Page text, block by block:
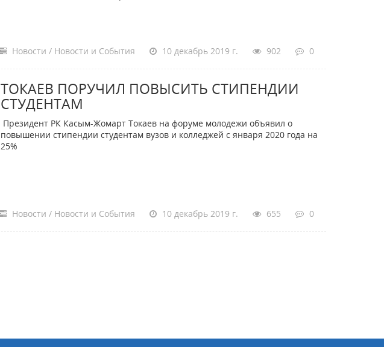
Новости / Новости и События 10 декабрь 2019 г. 902 0
ТОКАЕВ ПОРУЧИЛ ПОВЫСИТЬ СТИПЕНДИИ
СТУДЕНТАМ
Президент РК Касым-Жомарт Токаев на форуме молодежи объявил о
повышении стипендии студентам вузов и колледжей с января 2020 года на
25%
Новости / Новости и События 10 декабрь 2019 г. 655 0